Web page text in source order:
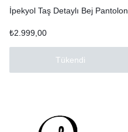
İpekyol Taş Detaylı Bej Pantolon
₺2.999,00
Tükendi